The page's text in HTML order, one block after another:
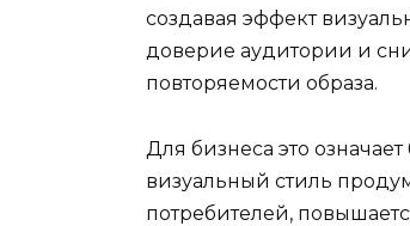
создавая эффект
доверие аудитории и
повторяемости образа.
Для бизнеса это
визуальный стиль
потребителей,